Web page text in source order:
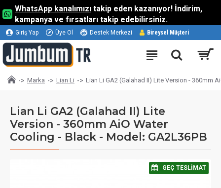
WhatsApp kanalımızı takip eden kazanıyor! İndirim,
kampanya ve fırsatları takip edebilirsiniz.
Giriş Yap Üye Ol Destek Merkezi Bireysel Müşteri
Marka Lian Li Lian Li GA2 (Galahad II) Lite Version - 360mm
Lian Li GA2 (Galahad II) Lite
Version - 360mm AiO Water
Cooling - Black - Model: GA2L36PB
⠀GEÇ TESLIMAT